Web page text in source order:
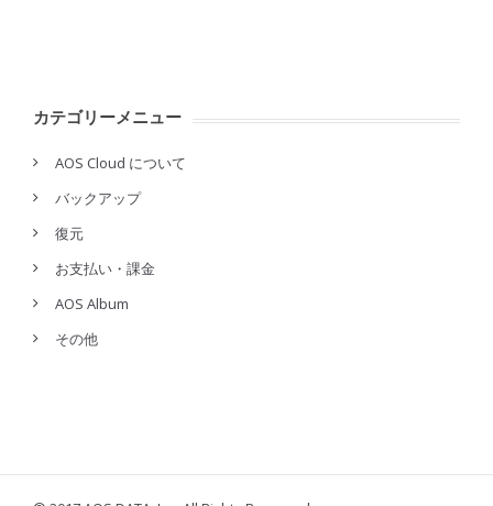
カテゴリーメニュー
AOS Cloud について
バックアップ
復元
お支払い・課金
AOS Album
その他